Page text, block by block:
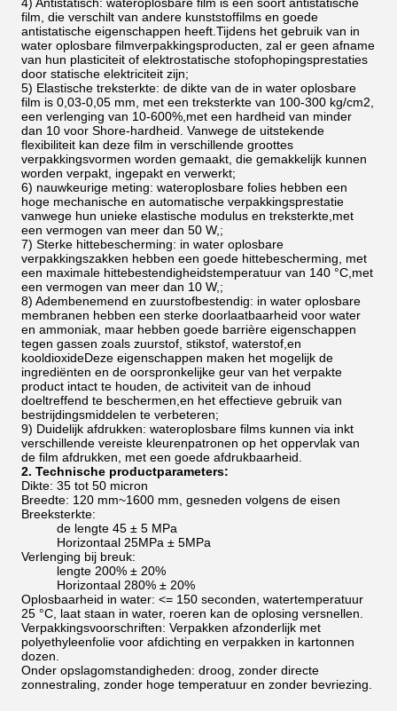
film, die verschilt van andere kunststoffilms en goede
antistatische eigenschappen heeft.Tijdens het gebruik van in
water oplosbare filmverpakkingsproducten, zal er geen afname
van hun plasticiteit of elektrostatische stofophopingsprestaties
door statische elektriciteit zijn;
5) Elastische treksterkte: de dikte van de in water oplosbare
film is 0,03-0,05 mm, met een treksterkte van 100-300 kg/cm2,
een verlenging van 10-600%,met een hardheid van minder
dan 10 voor Shore-hardheid. Vanwege de uitstekende
flexibiliteit kan deze film in verschillende groottes
verpakkingsvormen worden gemaakt, die gemakkelijk kunnen
worden verpakt, ingepakt en verwerkt;
6) nauwkeurige meting: wateroplosbare folies hebben een
hoge mechanische en automatische verpakkingsprestatie
vanwege hun unieke elastische modulus en treksterkte,met
een vermogen van meer dan 50 W,;
7) Sterke hittebescherming: in water oplosbare
verpakkingszakken hebben een goede hittebescherming, met
een maximale hittebestendigheidstemperatuur van 140 °C,met
een vermogen van meer dan 10 W,;
8) Adembenemend en zuurstofbestendig: in water oplosbare
membranen hebben een sterke doorlaatbaarheid voor water
en ammoniak, maar hebben goede barrière eigenschappen
tegen gassen zoals zuurstof, stikstof, waterstof,en
kooldioxideDeze eigenschappen maken het mogelijk de
ingrediënten en de oorspronkelijke geur van het verpakte
product intact te houden, de activiteit van de inhoud
doeltreffend te beschermen,en het effectieve gebruik van
bestrijdingsmiddelen te verbeteren;
9) Duidelijk afdrukken: wateroplosbare films kunnen via inkt
verschillende vereiste kleurenpatronen op het oppervlak van
de film afdrukken, met een goede afdrukbaarheid.
2. Technische productparameters:
Dikte: 35 tot 50 micron
Breedte: 120 mm~1600 mm, gesneden volgens de eisen
Breeksterkte:
de lengte 45 ± 5 MPa
Horizontaal 25MPa ± 5MPa
Verlenging bij breuk:
lengte 200% ± 20%
Horizontaal 280% ± 20%
Oplosbaarheid in water: <= 150 seconden, watertemperatuur
25 °C, laat staan in water, roeren kan de oplosing versnellen.
Verpakkingsvoorschriften: Verpakken afzonderlijk met
polyethyleenfolie voor afdichting en verpakken in kartonnen
dozen.
Onder opslagomstandigheden: droog, zonder directe
zonnestraling, zonder hoge temperatuur en zonder bevriezing.